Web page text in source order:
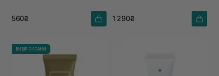
560₴ 1 290₴
ВИБІР ОКСАНИ